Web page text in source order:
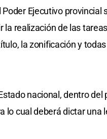
Ejecutivo provincial
realización de las
la zonificación y
nacional, dentro del
lo cual deberá dictar una